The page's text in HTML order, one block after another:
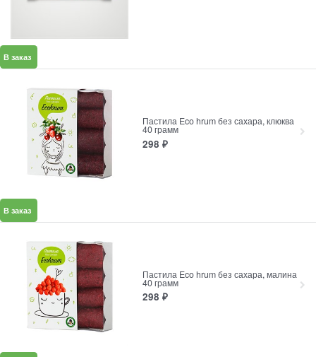
В заказ
Пастила Eco hrum без сахара, клюква
40 грамм
298 ₽
В заказ
Пастила Eco hrum без сахара, малина
40 грамм
298 ₽